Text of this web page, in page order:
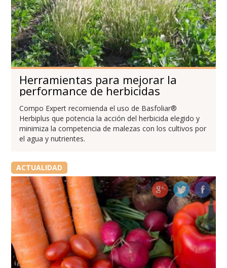
Herramientas para mejorar la
performance de herbicidas
Compo Expert recomienda el uso de Basfoliar®
Herbiplus que potencia la acción del herbicida elegido y
minimiza la competencia de malezas con los cultivos por
el agua y nutrientes.
ACTUALIDAD